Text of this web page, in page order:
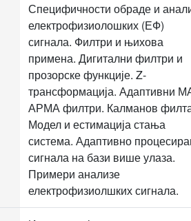
Специфичности обраде и
електрофизиолошких (ЕФ)
сигнала. Филтри и њихова
примена. Дигитални филтри и
прозорске функције. Z-
трансформација. Адаптивни
АРМА филтри. Калманов
Модел и естимација стања
система. Адаптивно
сигнала на бази више улаза.
Примери анализе
електрофизиолшких сигнала.